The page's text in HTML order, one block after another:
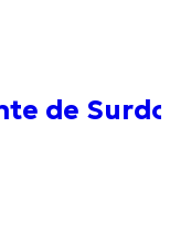
de Surdo